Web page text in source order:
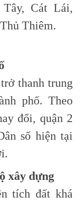
Cát Lái,
Thiêm.
thanh trung
phố. Theo
đổi, quận 2
số hiện tại
xây dựng
tích đất khá